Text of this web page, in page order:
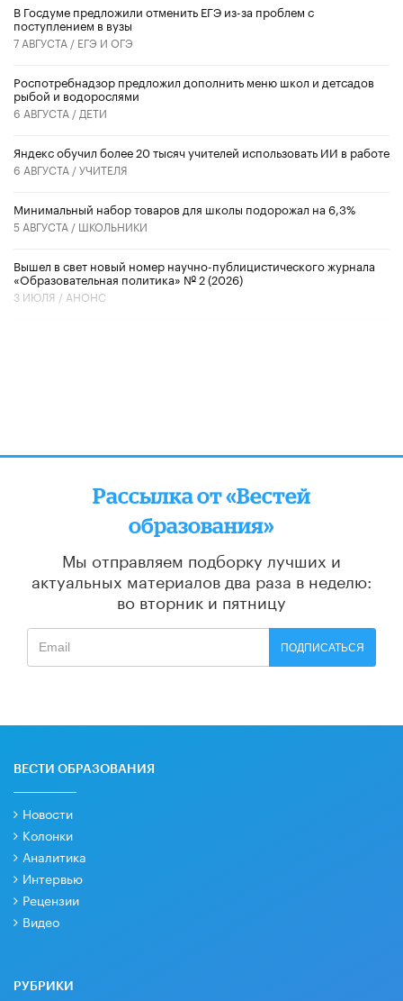
В Госдуме предложили отменить ЕГЭ из-за проблем с
поступлением в вузы
7 АВГУСТА / ЕГЭ И ОГЭ
Роспотребнадзор предложил дополнить меню школ и детсадов
рыбой и водорослями
6 АВГУСТА / ДЕТИ
​Яндекс обучил более 20 тысяч учителей использовать ИИ в работе
6 АВГУСТА /УЧИТЕЛЯ
Минимальный набор товаров для школы подорожал на 6,3%
5 АВГУСТА / ШКОЛЬНИКИ
Вышел в свет новый номер научно-публицистического журнала
«Образовательная политика» № 2 (2026)
3 ИЮЛЯ / АНОНС
Рассылка от «Вестей
образования»
Мы отправляем подборку лучших и
актуальных материалов два раза в неделю:
во вторник и пятницу
ПОДПИСАТЬСЯ
ВЕСТИ ОБРАЗОВАНИЯ
Новости
Колонки
Аналитика
Интервью
Рецензии
Видео
РУБРИКИ